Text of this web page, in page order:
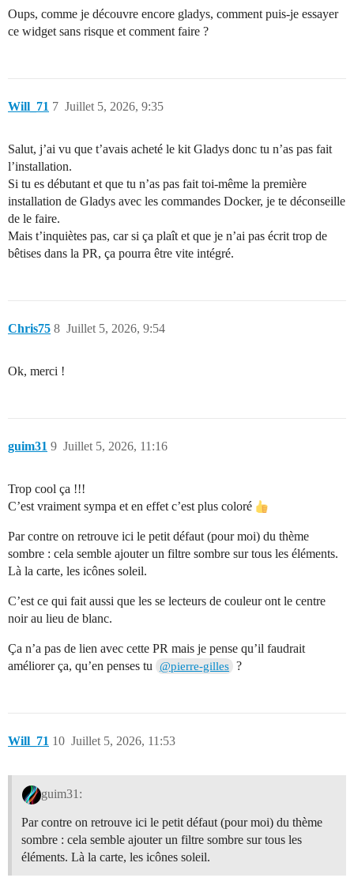
Oups, comme je découvre encore gladys, comment puis-je essayer
ce widget sans risque et comment faire ?
Will_71 Juillet 5, 2026, 9:35
7
Salut, j’ai vu que t’avais acheté le kit Gladys donc tu n’as pas fait
l’installation.
Si tu es débutant et que tu n’as pas fait toi-même la première
installation de Gladys avec les commandes Docker, je te déconseille
de le faire.
Mais t’inquiètes pas, car si ça plaît et que je n’ai pas écrit trop de
bêtises dans la PR, ça pourra être vite intégré.
Chris75 Juillet 5, 2026, 9:54
8
Ok, merci !
guim31 Juillet 5, 2026, 11:16
9
Trop cool ça !!!
C’est vraiment sympa et en effet c’est plus coloré
Par contre on retrouve ici le petit défaut (pour moi) du thème
sombre : cela semble ajouter un filtre sombre sur tous les éléments.
Là la carte, les icônes soleil.
C’est ce qui fait aussi que les se lecteurs de couleur ont le centre
noir au lieu de blanc.
Ça n’a pas de lien avec cette PR mais je pense qu’il faudrait
améliorer ça, qu’en penses tu
@pierre-gilles ?
Will_71 Juillet 5, 2026, 11:53
10
guim31:
Par contre on retrouve ici le petit défaut (pour moi) du thème
sombre : cela semble ajouter un filtre sombre sur tous les
éléments. Là la carte, les icônes soleil.